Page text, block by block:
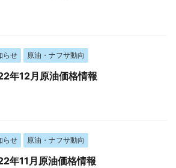
らせ 原油・ナフサ動向
年12月原油価格情報
らせ 原油・ナフサ動向
年11月原油価格情報